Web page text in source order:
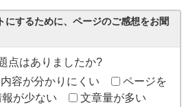
にするために、ページのご感想をお聞
点はありましたか?
内容が分かりにくい
ページを
報が少ない 文章量が多い